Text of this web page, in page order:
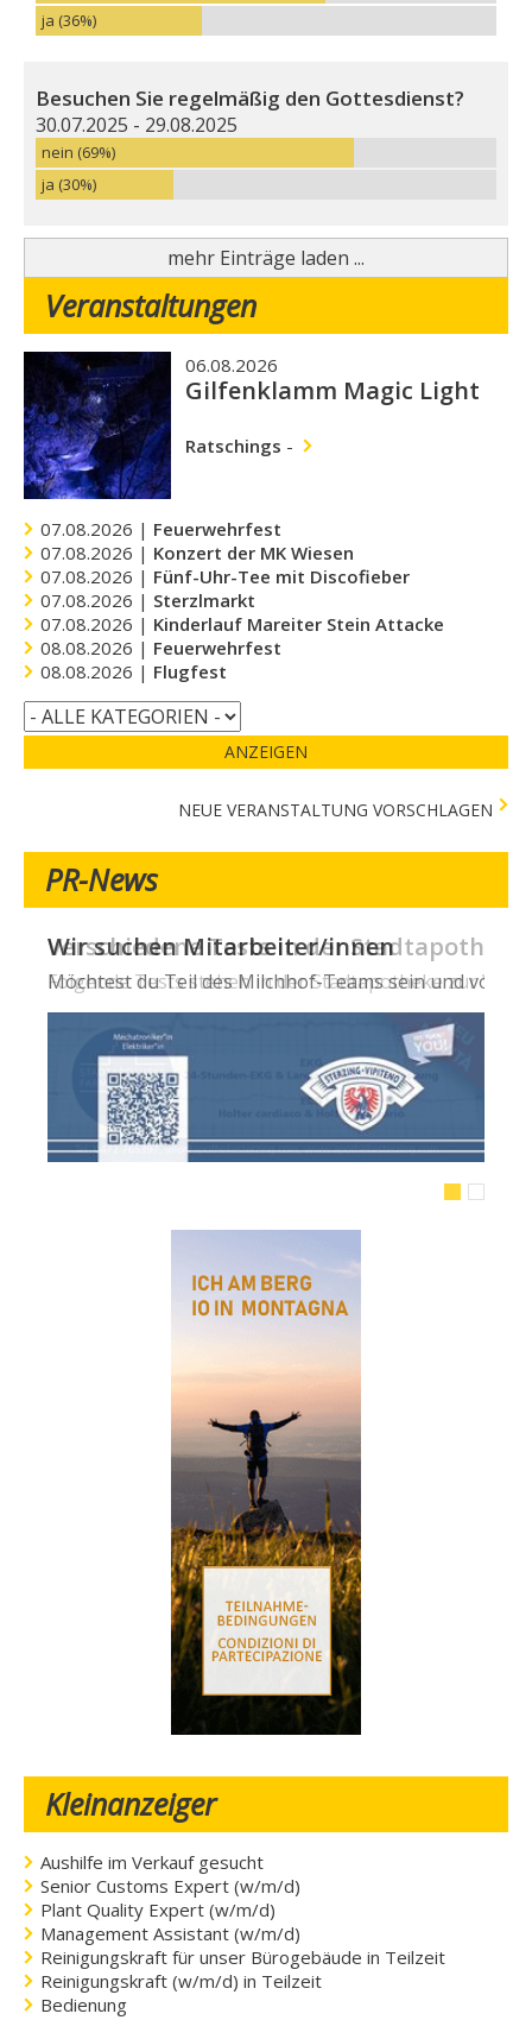
ja (36%)
Besuchen Sie regelmäßig den Gottesdienst?
30.07.2025 - 29.08.2025
nein (69%)
ja (30%)
mehr Einträge laden ...
Veranstaltungen
06.08.2026
Gilfenklamm Magic Light
Ratschings -
07.08.2026 | Feuerwehrfest
07.08.2026 | Konzert der MK Wiesen
07.08.2026 | Fünf-Uhr-Tee mit Discofieber
07.08.2026 | Sterzlmarkt
07.08.2026 | Kinderlauf Mareiter Stein Attacke
08.08.2026 | Feuerwehrfest
08.08.2026 | Flugfest
ANZEIGEN
NEUE VERANSTALTUNG VORSCHLAGEN
PR-News
Wir suchen Mitarbeiter/innen
Möchtest du Teil des Milchhof-Teams sein und von
Kleinanzeiger
Aushilfe im Verkauf gesucht
Senior Customs Expert (w/m/d)
Plant Quality Expert (w/m/d)
Management Assistant (w/m/d)
Reinigungskraft für unser Bürogebäude in Teilzeit
Reinigungskraft (w/m/d) in Teilzeit
Bedienung